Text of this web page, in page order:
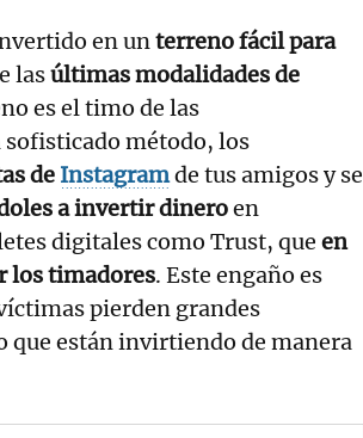
en unterreno fácil para
lasúltimas modalidades de
es el timo de las
método, los
de Instagramde tus amigos y se
a invertir dineroen
digitales como Trust, que en
los timadores. Este engaño es
pierden grandes
que están invirtiendo de manera